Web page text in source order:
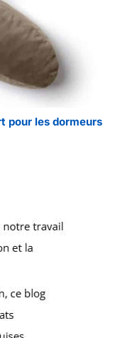
pour les dormeurs